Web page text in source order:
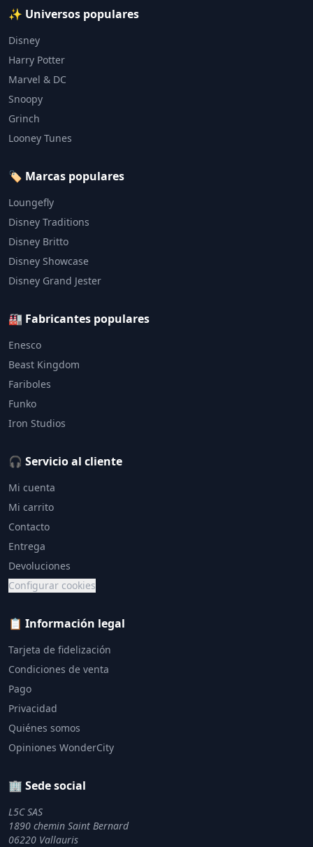
✨ Universos populares
Disney
Harry Potter
Marvel & DC
Snoopy
Grinch
Looney Tunes
🏷️ Marcas populares
Loungefly
Disney Traditions
Disney Britto
Disney Showcase
Disney Grand Jester
🏭 Fabricantes populares
Enesco
Beast Kingdom
Fariboles
Funko
Iron Studios
🎧 Servicio al cliente
Mi cuenta
Mi carrito
Contacto
Entrega
Devoluciones
Configurar cookies
📋 Información legal
Tarjeta de fidelización
Condiciones de venta
Pago
Privacidad
Quiénes somos
Opiniones WonderCity
🏢 Sede social
L5C SAS
1890 chemin Saint Bernard
06220 Vallauris